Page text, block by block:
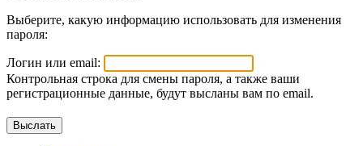
Выберите, какую информацию использовать для изменения
пароля:
Логин или email:
Контрольная строка для смены пароля, а также ваши
регистрационные данные, будут высланы вам по email.